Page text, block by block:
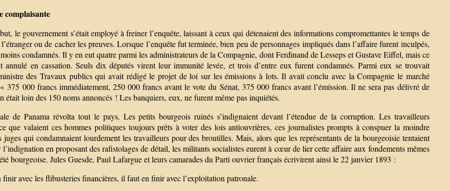
complaisante
le gouvernement s’était employé à freiner l’enquête, laissant à ceux qui détenaient des informations compromettantes le temps de
l’étranger ou de cacher les preuves. Lorsque l’enquête fut terminée, bien peu de personnages impliqués dans l’affaire furent inculpés,
condamnés. Il y en eut quatre parmi les administrateurs de la Compagnie, dont Ferdinand de Lesseps et Gustave Eiffel, mais ce
annulé en cassation. Seuls dix députés virent leur immunité levée, et trois d’entre eux furent condamnés. Parmi eux se trouvait
des Travaux publics qui avait rédigé le projet de loi sur les émissions à lots. Il avait conclu avec la Compagnie le marché
375 000 francs immédiatement, 250 000 francs avant le vote du Sénat, 375 000 francs avant l’émission. Il ne sera pas délivré de
était loin des 150 noms annoncés ! Les banquiers, eux, ne furent même pas inquiétés.
de Panama révolta tout le pays. Les petits bourgeois ruinés s’indignaient devant l’étendue de la corruption. Les travailleurs
que valaient ces hommes politiques toujours prêts à voter des lois antiouvrières, ces journalistes prompts à conspuer la moindre
juges qui condamnaient lourdement les travailleurs pour des broutilles. Mais, alors que les représentants de la bourgeoisie tentaient
l’indignation en proposant des rafistolages de détail, les militants socialistes eurent à cœur de lier cette affaire aux fondements mêmes
bourgeoise. Jules Guesde, Paul Lafargue et leurs camarades du Parti ouvrier français écrivirent ainsi le 22 janvier 1893 :
finir avec les flibusteries financières, il faut en finir avec l’exploitation patronale.